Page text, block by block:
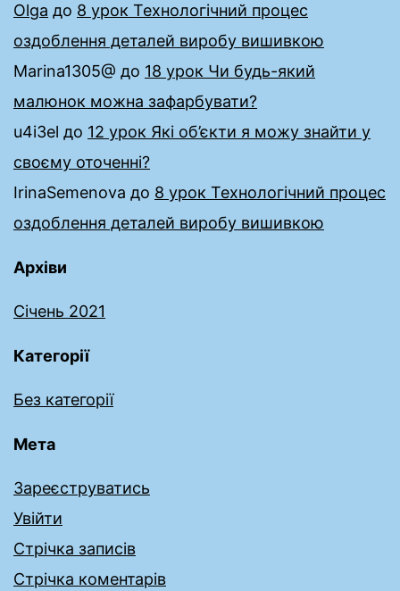
Olga до 8 урок Технологічний процес
оздоблення деталей виробу вишивкою
Marina1305@ до 18 урок Чи будь-який
малюнок можна зафарбувати?
u4i3el до 12 урок Які об’єкти я можу знайти у
своєму оточенні?
IrinaSemenova до 8 урок Технологічний процес
оздоблення деталей виробу вишивкою
Архіви
Січень 2021
Категорії
Без категорії
Мета
Зареєструватись
Увійти
Стрічка записів
Стрічка коментарів